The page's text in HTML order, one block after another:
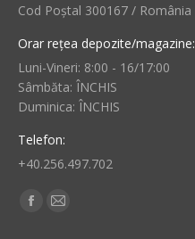
Cod Poștal 300167 / România
Orar rețea depozite/magazine:
Luni-Vineri: 8:00 - 16/17:00
Sâmbăta: ÎNCHIS
Duminica: ÎNCHIS
Telefon:
+40.256.497.702
Find us on:
Facebook
Mail